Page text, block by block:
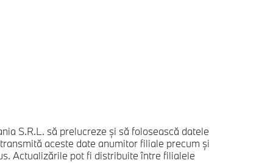
S.R.L. să prelucreze și să folosească datele
aceste date anumitor filiale precum și
Actualizările pot fi distribuite între filialele